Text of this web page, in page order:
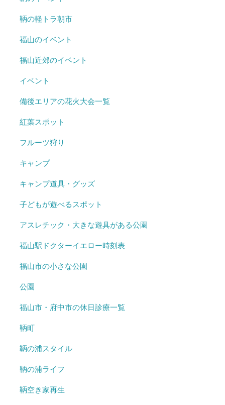
鞆の軽トラ朝市
福山のイベント
福山近郊のイベント
イベント
備後エリアの花火大会一覧
紅葉スポット
フルーツ狩り
キャンプ
キャンプ道具・グッズ
子どもが遊べるスポット
アスレチック・大きな遊具がある公園
福山駅ドクターイエロー時刻表
福山市の小さな公園
公園
福山市・府中市の休日診療一覧
鞆町
鞆の浦スタイル
鞆の浦ライフ
鞆空き家再生